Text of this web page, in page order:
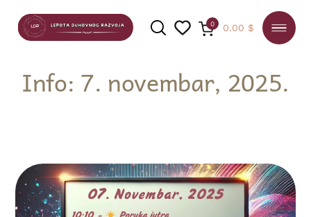
0 0.00 $
Info: 7. novembar, 2025.